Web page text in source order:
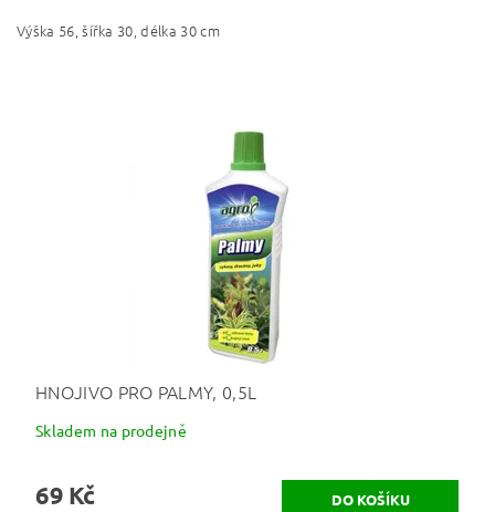
Výška 56, šířka 30, délka 30 cm
HNOJIVO PRO PALMY, 0,5L
Skladem na prodejně
69 Kč